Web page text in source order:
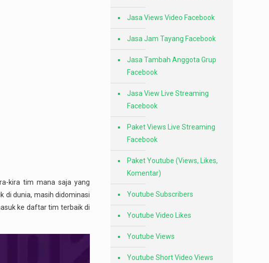
kira tim mana saja yang
di dunia, masih didominasi
ke daftar tim terbaik di
Jasa Views Video Facebook
Jasa Jam Tayang Facebook
Jasa Tambah Anggota Grup
Facebook
Jasa View Live Streaming
Facebook
Paket Views Live Streaming
Facebook
Paket Youtube (Views, Likes,
Komentar)
Youtube Subscribers
Youtube Video Likes
Youtube Views
Youtube Short Video Views